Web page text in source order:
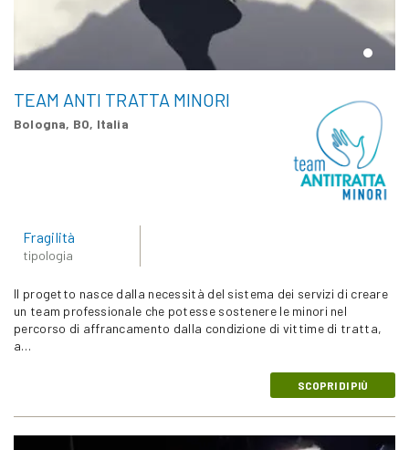
TEAM ANTI TRATTA MINORI
Bologna, BO, Italia
Fragilità
tipologia
Il progetto nasce dalla necessità del sistema dei servizi di creare
un team professionale che potesse sostenere le minori nel
percorso di affrancamento dalla condizione di vittime di tratta,
a…
SCOPRI DI PIÙ